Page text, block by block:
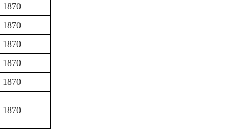
1870
1870
1870
1870
1870
1870